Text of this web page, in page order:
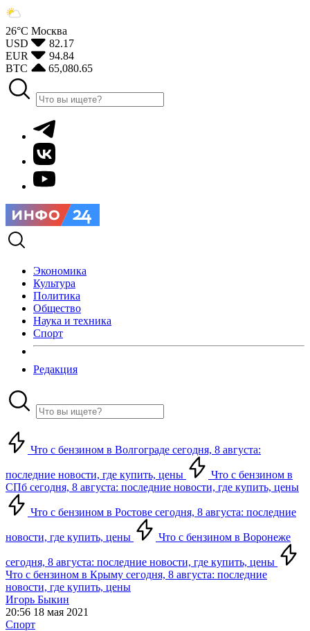
26°С Москва
USD
82.17
EUR
94.84
BTC
65,080.65
Экономика
Культура
Политика
Общество
Наука и техника
Спорт
Редакция
Что с бензином в Волгограде сегодня, 8 августа:
последние новости, где купить, цены
Что с бензином в
СПб сегодня, 8 августа: последние новости, где купить, цены
Что с бензином в Ростове сегодня, 8 августа: последние
новости, где купить, цены Что с бензином в Воронеже
сегодня, 8 августа: последние новости, где купить, цены
Что с бензином в Крыму сегодня, 8 августа: последние
новости, где купить, цены
Игорь Быкин
20:56 18 мая 2021
Спорт